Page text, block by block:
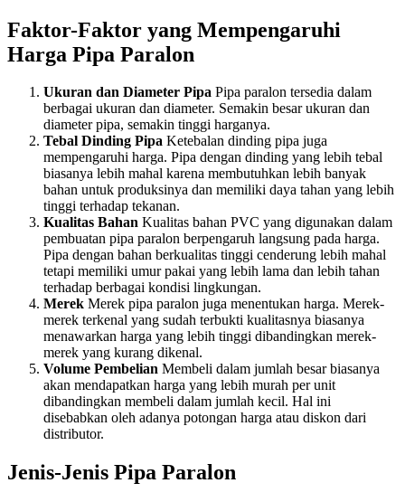
Faktor-Faktor yang Mempengaruhi
Harga Pipa Paralon
Ukuran dan Diameter Pipa Pipa paralon tersedia dalam
berbagai ukuran dan diameter. Semakin besar ukuran dan
diameter pipa, semakin tinggi harganya.
Tebal Dinding Pipa Ketebalan dinding pipa juga
mempengaruhi harga. Pipa dengan dinding yang lebih tebal
biasanya lebih mahal karena membutuhkan lebih banyak
bahan untuk produksinya dan memiliki daya tahan yang lebih
tinggi terhadap tekanan.
Kualitas Bahan Kualitas bahan PVC yang digunakan dalam
pembuatan pipa paralon berpengaruh langsung pada harga.
Pipa dengan bahan berkualitas tinggi cenderung lebih mahal
tetapi memiliki umur pakai yang lebih lama dan lebih tahan
terhadap berbagai kondisi lingkungan.
Merek Merek pipa paralon juga menentukan harga. Merek-
merek terkenal yang sudah terbukti kualitasnya biasanya
menawarkan harga yang lebih tinggi dibandingkan merek-
merek yang kurang dikenal.
Volume Pembelian Membeli dalam jumlah besar biasanya
akan mendapatkan harga yang lebih murah per unit
dibandingkan membeli dalam jumlah kecil. Hal ini
disebabkan oleh adanya potongan harga atau diskon dari
distributor.
Jenis-Jenis Pipa Paralon